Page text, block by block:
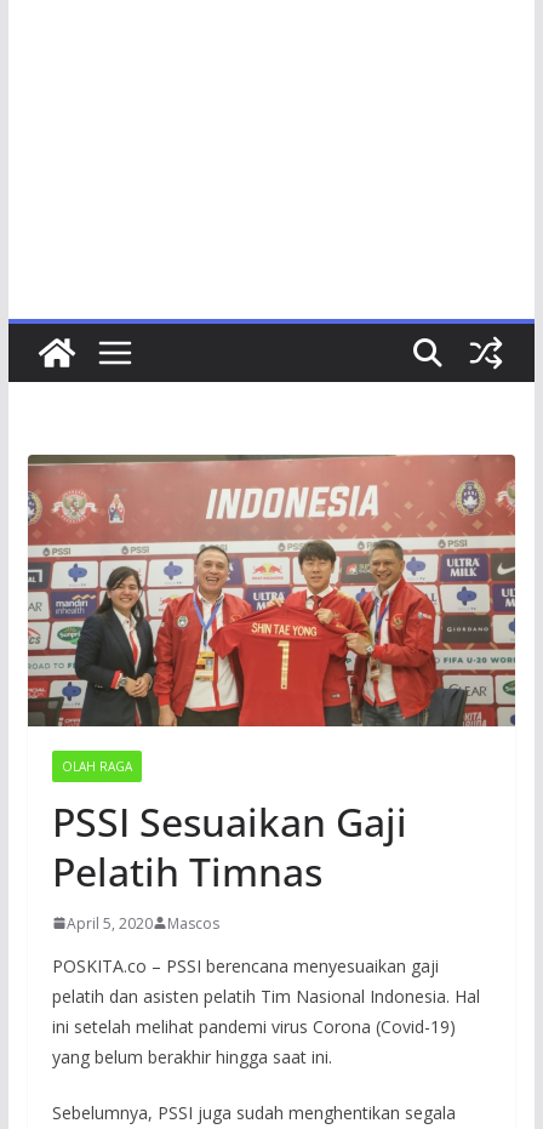
OLAH RAGA
PSSI Sesuaikan Gaji
Pelatih Timnas
April 5, 2020 Mascos
POSKITA.co – PSSI berencana menyesuaikan gaji
pelatih dan asisten pelatih Tim Nasional Indonesia. Hal
ini setelah melihat pandemi virus Corona (Covid-19)
yang belum berakhir hingga saat ini.
Sebelumnya, PSSI juga sudah menghentikan segala